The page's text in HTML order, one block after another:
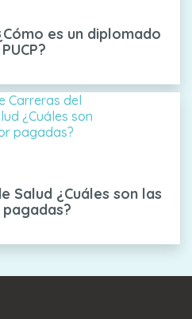
es un diplomado
Salud ¿Cuáles son las